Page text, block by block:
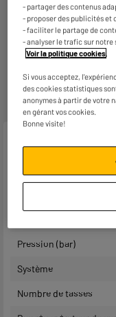
Retours
- Retours
DEPOT de
- Retours
les trajets et
retour par
Caractéristiques
Pression (bar)
Système
Nombre de tasses
- partager des contenus
- proposer des publicités et
- faciliter le partage de
- analyser le trafic sur notre
Voir la politique cookies.
Si vous acceptez,
des cookies statistiques
anonymes à partir de votre
en gérant vos cookies.
Bonne visite!